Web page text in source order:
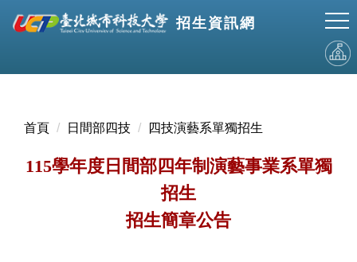
跳
到
招生資訊網
首頁 日間部四技 四技演藝系單獨招生
115學年度日間部四年制演藝事業系單獨
招生
招生簡章公告